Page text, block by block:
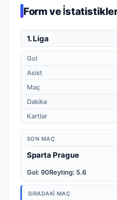
Form ve
1. Liga
Gol
Asist
Maç
Dakika
Kartlar
SON MAÇ
Sparta Prague
Gol: 90Reyting: 5.6
SIRADAKI MAÇ